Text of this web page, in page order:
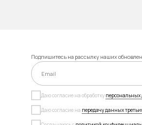
Даю согласие на обработку
Даю согласие на передачу данных
Подпишитесь на рассылку наших